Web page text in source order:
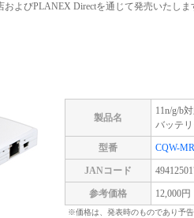
よびPLANEX Directを通じて発売いたしま
製品名
11n/g/b
バッテ
型番 CQW-
JANコード
参考価格 12,000円
※価格は、発表時のものであり予